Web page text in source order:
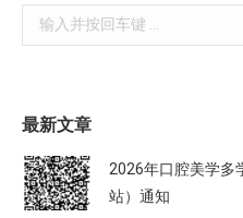
Search:
最新文章
2026年口腔美学多
站）通知